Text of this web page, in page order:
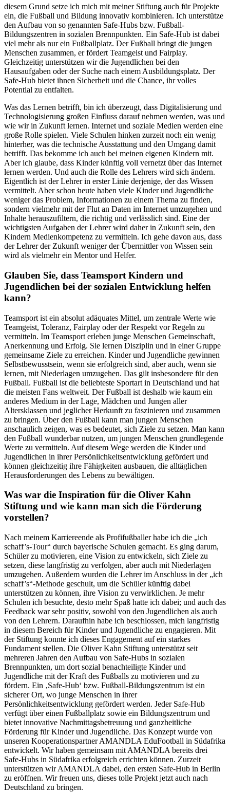
diesem Grund setze ich mich mit meiner Stiftung auch für Projekte
ein, die Fußball und Bildung innovativ kombinieren. Ich unterstütze
den Aufbau von so genannten Safe-Hubs bzw. Fußball-
Bildungszentren in sozialen Brennpunkten. Ein Safe-Hub ist dabei
viel mehr als nur ein Fußballplatz. Der Fußball bringt die jungen
Menschen zusammen, er fördert Teamgeist und Fairplay.
Gleichzeitig unterstützen wir die Jugendlichen bei den
Hausaufgaben oder der Suche nach einem Ausbildungsplatz. Der
Safe-Hub bietet ihnen Sicherheit und die Chance, ihr volles
Potential zu entfalten.
Was das Lernen betrifft, bin ich überzeugt, dass Digitalisierung und
Technologisierung großen Einfluss darauf nehmen werden, was und
wie wir in Zukunft lernen. Internet und soziale Medien werden eine
große Rolle spielen. Viele Schulen hinken zurzeit noch ein wenig
hinterher, was die technische Ausstattung und den Umgang damit
betrifft. Das bekomme ich auch bei meinen eigenen Kindern mit.
Aber ich glaube, dass Kinder künftig voll vernetzt über das Internet
lernen werden. Und auch die Rolle des Lehrers wird sich ändern.
Eigentlich ist der Lehrer in erster Linie derjenige, der das Wissen
vermittelt. Aber schon heute haben viele Kinder und Jugendliche
weniger das Problem, Informationen zu einem Thema zu finden,
sondern vielmehr mit der Flut an Daten im Internet umzugehen und
Inhalte herauszufiltern, die richtig und verlässlich sind. Eine der
wichtigsten Aufgaben der Lehrer wird daher in Zukunft sein, den
Kindern Medienkompetenz zu vermitteln. Ich gehe davon aus, dass
der Lehrer der Zukunft weniger der Übermittler von Wissen sein
wird als vielmehr ein Mentor und Helfer.
Glauben Sie, dass Teamsport Kindern und
Jugendlichen bei der sozialen Entwicklung helfen
kann?
Teamsport ist ein absolut adäquates Mittel, um zentrale Werte wie
Teamgeist, Toleranz, Fairplay oder der Respekt vor Regeln zu
vermitteln. Im Teamsport erleben junge Menschen Gemeinschaft,
Anerkennung und Erfolg. Sie lernen Disziplin und in einer Gruppe
gemeinsame Ziele zu erreichen. Kinder und Jugendliche gewinnen
Selbstbewusstsein, wenn sie erfolgreich sind, aber auch, wenn sie
lernen, mit Niederlagen umzugehen. Das gilt insbesondere für den
Fußball. Fußball ist die beliebteste Sportart in Deutschland und hat
die meisten Fans weltweit. Der Fußball ist deshalb wie kaum ein
anderes Medium in der Lage, Mädchen und Jungen aller
Altersklassen und jeglicher Herkunft zu faszinieren und zusammen
zu bringen. Über den Fußball kann man jungen Menschen
anschaulich zeigen, was es bedeutet, sich Ziele zu setzen. Man kann
den Fußball wunderbar nutzen, um jungen Menschen grundlegende
Werte zu vermitteln. Auf diesem Wege werden die Kinder und
Jugendlichen in ihrer Persönlichkeitsentwicklung gefördert und
können gleichzeitig ihre Fähigkeiten ausbauen, die alltäglichen
Herausforderungen des Lebens zu bewältigen.
Was war die Inspiration für die Oliver Kahn
Stiftung und wie kann man sich die Förderung
vorstellen?
Nach meinem Karriereende als Profifußballer habe ich die „ich
schaff’s-Tour“ durch bayerische Schulen gemacht. Es ging darum,
Schüler zu motivieren, eine Vision zu entwickeln, sich Ziele zu
setzen, diese langfristig zu verfolgen, aber auch mit Niederlagen
umzugehen. Außerdem wurden die Lehrer im Anschluss in der „ich
schaff’s“-Methode geschult, um die Schüler künftig dabei
unterstützen zu können, ihre Vision zu verwirklichen. Je mehr
Schulen ich besuchte, desto mehr Spaß hatte ich dabei; und auch das
Feedback war sehr positiv, sowohl von den Jugendlichen als auch
von den Lehrern. Daraufhin habe ich beschlossen, mich langfristig
in diesem Bereich für Kinder und Jugendliche zu engagieren. Mit
der Stiftung konnte ich dieses Engagement auf ein starkes
Fundament stellen. Die Oliver Kahn Stiftung unterstützt seit
mehreren Jahren den Aufbau von Safe-Hubs in sozialen
Brennpunkten, um dort sozial benachteiligte Kinder und
Jugendliche mit der Kraft des Fußballs zu motivieren und zu
fördern. Ein ‚Safe-Hub‘ bzw. Fußball-Bildungszentrum ist ein
sicherer Ort, wo junge Menschen in ihrer
Persönlichkeitsentwicklung gefördert werden. Jeder Safe-Hub
verfügt über einen Fußballplatz sowie ein Bildungszentrum und
bietet innovative Nachmittagsbetreuung und ganzheitliche
Förderung für Kinder und Jugendliche. Das Konzept wurde von
unseren Kooperationspartner AMANDLA EduFootball in Südafrika
entwickelt. Wir haben gemeinsam mit AMANDLA bereits drei
Safe-Hubs in Südafrika erfolgreich errichten können. Zurzeit
unterstützen wir AMANDLA dabei, den ersten Safe-Hub in Berlin
zu eröffnen. Wir freuen uns, dieses tolle Projekt jetzt auch nach
Deutschland zu bringen.